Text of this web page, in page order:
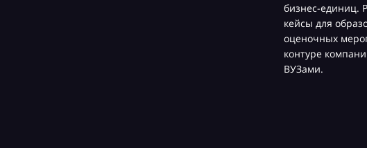
бизнес-единиц. Разрабатываю
кейсы для образовательных и
оценочных мероприятий в
контуре компаний и для работы с